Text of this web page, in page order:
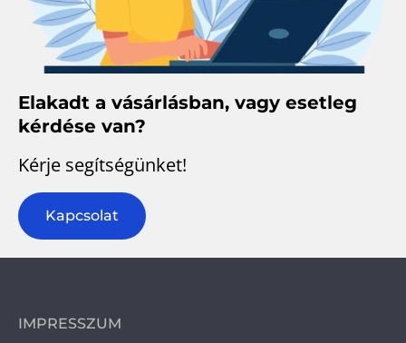
Elakadt a vásárlásban, vagy esetleg
kérdése van?
Kérje segítségünket!
Kapcsolat
IMPRESSZUM